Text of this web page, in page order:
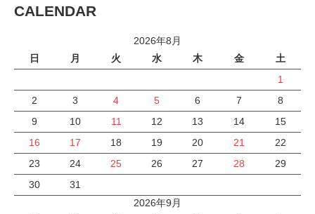
CALENDAR
2026年8月
日
月 火 水 木 金
土
1
2
3 4 5 6 7
8
9
10 11 12 13 14
15
16
17 18 19 20 21
22
23
24 25 26 27 28
29
30
31
2026年9月